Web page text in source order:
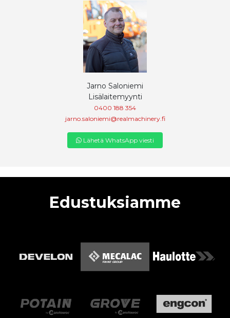
Jarno Saloniemi
Lisälaitemyynti
0400 188 354
jarno.saloniemi@realmachinery.fi
Lähetä WhatsApp viesti
Edustuksiamme